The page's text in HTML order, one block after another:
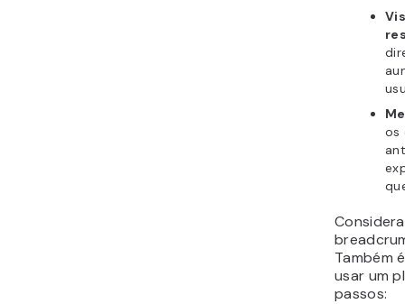
os
Também
usar um
passos: